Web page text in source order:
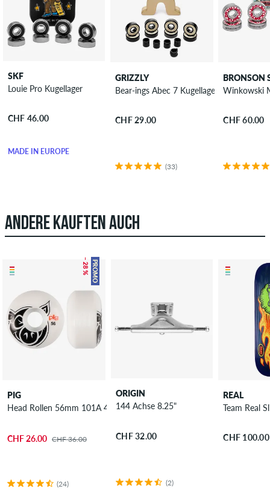
SKF
Louie Pro Kugellager
CHF 46.00
MADE IN EUROPE
GRIZZLY
Bear-ings Abec 7 Kugellager
CHF 29.00
(33)
BRONSON
Winkowski
CHF 60.00
ANDERE KAUFTEN AUCH
PROMO
– 28 %
PIG
Head Rollen 56mm 101A 4er Pack
CHF 26.00 CHF 36.00
(24)
ORIGIN
144 Achse 8.25"
CHF 32.00
(2)
REAL
Team Real
CHF 100.00